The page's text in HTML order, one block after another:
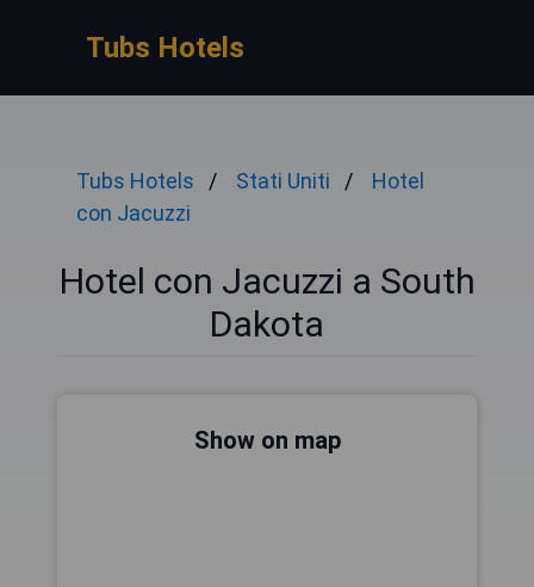
Tubs Hotels
Tubs Hotels Stati Uniti
Hotel
con Jacuzzi
Hotel con Jacuzzi a South
Dakota
Show on map